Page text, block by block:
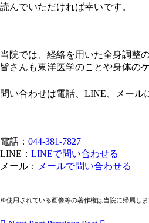
読んでいただければ幸いです。
当院では、経絡を用いた全身調整
皆さんも東洋医学のことや身体の
問い合わせは電話、LINE、メール
電話： 044-381-7827
LINE： LINEで問い合わせる
メール：
メールで問い合わせる
※使用されている画像等の著作権は当院に帰属しま